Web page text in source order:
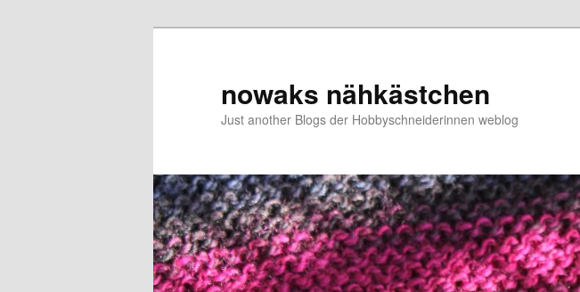
nowaks nähkästchen
Just another Blogs der Hobbyschneiderinnen weblog